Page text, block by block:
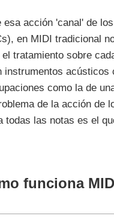
esa acción 'canal' de
en MIDI tradicional
tratamiento sobre
instrumentos acústicos
como la de
de la acción de
todas las notas es el
funciona